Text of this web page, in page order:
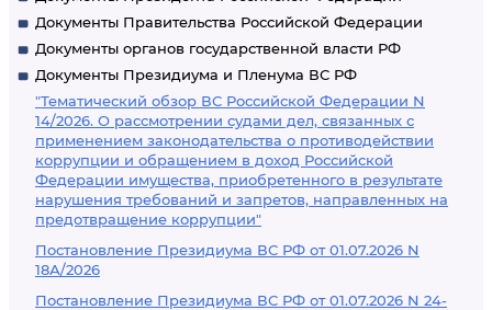
Документы Правительства Российской Федерации
Документы органов государственной власти РФ
Документы Президиума и Пленума ВС РФ
"Тематический обзор ВС Российской Федерации N
14/2026. О рассмотрении судами дел, связанных с
применением законодательства о противодействии
коррупции и обращением в доход Российской
Федерации имущества, приобретенного в результате
нарушения требований и запретов, направленных на
предотвращение коррупции"
Постановление Президиума ВС РФ от 01.07.2026 N
18А/2026
Постановление Президиума ВС РФ от 01.07.2026 N 24-